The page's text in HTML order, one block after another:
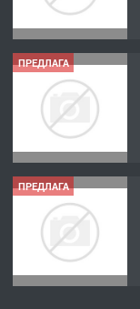
ПРЕДЛАГА
ПРЕДЛАГА